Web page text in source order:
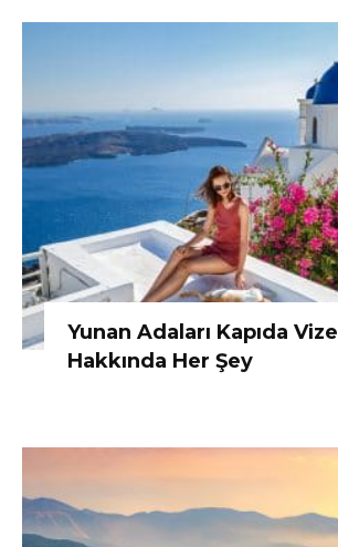
Yunan Adaları Kapıda Vize
Hakkında Her Şey